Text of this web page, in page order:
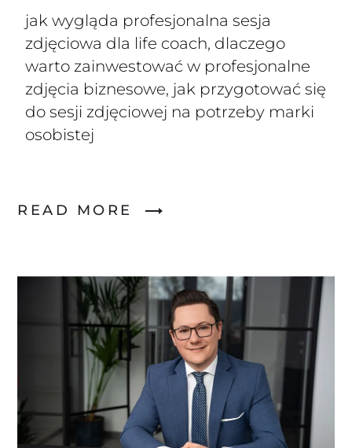
jak wygląda profesjonalna sesja
zdjęciowa dla life coach, dlaczego
warto zainwestować w profesjonalne
zdjęcia biznesowe, jak przygotować się
do sesji zdjęciowej na potrzeby marki
osobistej
READ MORE